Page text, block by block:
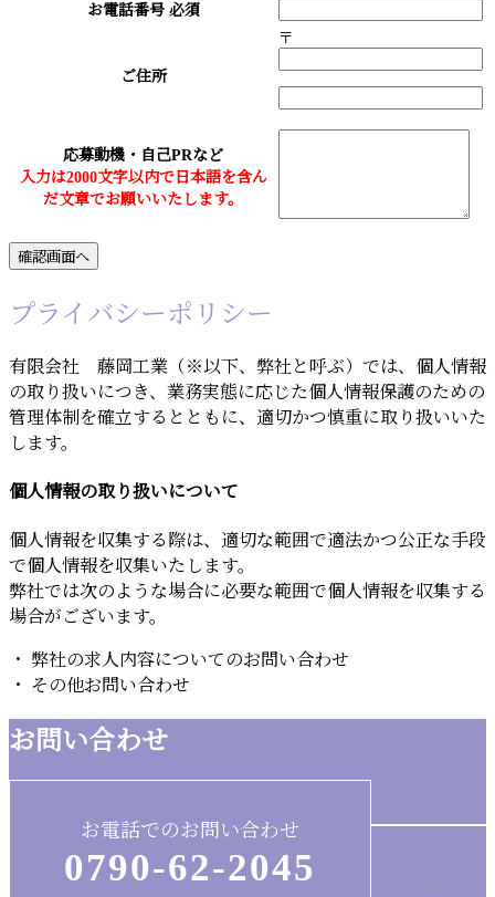
お電話番号 必須
ご住所
〒
応募動機・自己PRなど
入力は2000文字以内で日本語を含ん
だ文章でお願いいたします。
プライバシーポリシー
有限会社 藤岡工業（※以下、弊社と呼ぶ）では、個人情報
の取り扱いにつき、業務実態に応じた個人情報保護のための
管理体制を確立するとともに、適切かつ慎重に取り扱いいた
します。
個人情報の取り扱いについて
個人情報を収集する際は、適切な範囲で適法かつ公正な手段
で個人情報を収集いたします。
弊社では次のような場合に必要な範囲で個人情報を収集する
場合がございます。
・ 弊社の求人内容についてのお問い合わせ
・ その他お問い合わせ
お問い合わせ
お電話でのお問い合わせ
0790-62-2045